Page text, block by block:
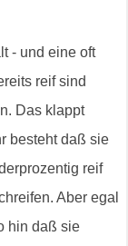
- und eine oft
reif sind
Das klappt
besteht daß sie
reif
Aber egal
hin daß sie